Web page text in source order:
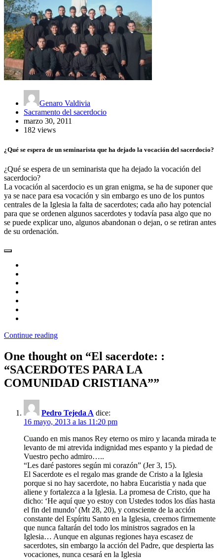
Genaro Valdivia
Sacramento del sacerdocio
marzo 30, 2011
182 views
¿Qué se espera de un seminarista que ha dejado la vocación del sacerdocio?
¿Qué se espera de un seminarista que ha dejado la vocación del
sacerdocio?
La vocación al sacerdocio es un gran enigma, se ha de suponer que
ya se nace para esa vocación y sin embargo es uno de los puntos
centrales de la Iglesia la falta de sacerdotes; cada año hay potencial
para que se ordenen algunos sacerdotes y todavía pasa algo que no
se puede explicar uno, algunos abandonan o dejan, o se retiran antes
de su ordenación.
Continue reading
One thought on “El sacerdote: :
“SACERDOTES PARA LA
COMUNIDAD CRISTIANA””
Pedro Tejeda A dice:
16 mayo, 2013 a las 11:20 pm
Cuando en mis manos Rey eterno os miro y lacanda mirada te
levanto de mi atrevida indignidad mes espanto y la piedad de
Vuestro pecho admiro…..
“Les daré pastores según mi corazón” (Jer 3, 15).
El Sacerdote es el regalo mas grande de Cristo a la Iglesia
porque si no hay sacerdote, no habra Eucaristia y nada que
aliene y fortalezca a la Iglesia. La promesa de Cristo, que ha
dicho: ‘He aquí que yo estoy con Ustedes todos los días hasta
el fin del mundo’ (Mt 28, 20), y consciente de la acción
constante del Espíritu Santo en la Iglesia, creemos firmemente
que nunca faltarán del todo los ministros sagrados en la
Iglesia… Aunque en algunas regiones haya escasez de
sacerdotes, sin embargo la acción del Padre, que despierta las
vocaciones, nunca cesará en la Iglesia